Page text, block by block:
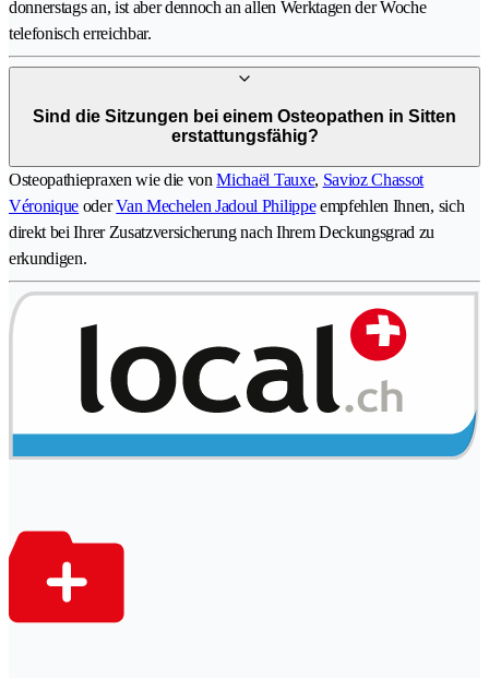
donnerstags an, ist aber dennoch an allen Werktagen der Woche
telefonisch erreichbar.
Sind die Sitzungen bei einem Osteopathen in Sitten
erstattungsfähig?
Osteopathiepraxen wie die vonMichaël Tauxe, Savioz Chassot
Véronique oderVan Mechelen Jadoul Philippeempfehlen Ihnen, sich
direkt bei Ihrer Zusatzversicherung nach Ihrem Deckungsgrad zu
erkundigen.